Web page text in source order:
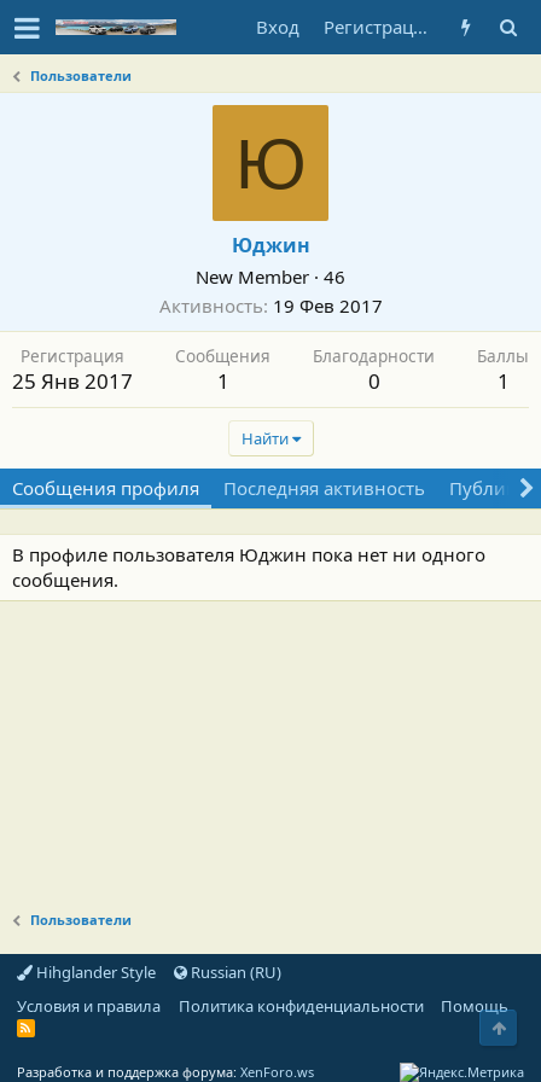
Вход Регистрация
Пользователи
Ю
Юджин
New Member · 46
Активность 19 Фев 2017
Регистрация
25 Янв 2017
Сообщения
1
Благодарности
0
Баллы
1
Найти
Сообщения профиля Последняя активность
В профиле пользователя Юджин пока нет ни одного
сообщения.
Пользователи
Hihglander Style
Russian (RU)
Условия и правила
Политика конфиденциальности Помощь
R
Разработка и поддержка форума: XenForo.ws